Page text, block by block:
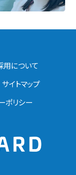
用について
サイトマップ
ポリシー